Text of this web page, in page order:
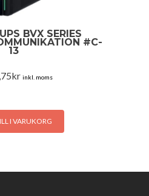
BVX SERIES
#C-
13
kr inkl. moms
I VARUKORG